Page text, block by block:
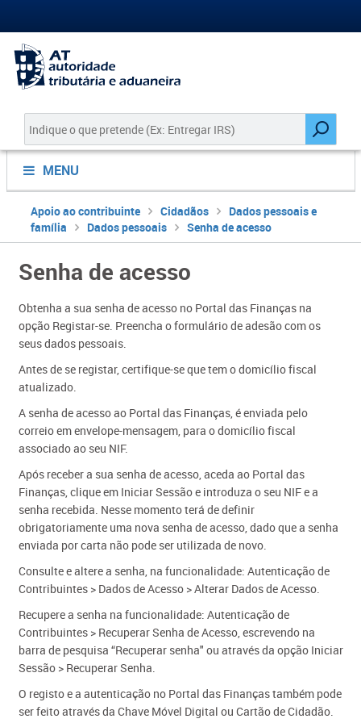
MENU
Apoio ao contribuinte Cidadãos
Dados pessoais e
família
Dados pessoais Senha de acesso
Senha de acesso
Obtenha a sua senha de acesso no Portal das Finanças na
opção Registar-se. Preencha o formulário de adesão com os
seus dados pessoais.
Antes de se registar, certifique-se que tem o domicílio fiscal
atualizado.
A senha de acesso ao Portal das Finanças, é enviada pelo
correio em envelope-mensagem, para o domicílio fiscal
associado ao seu NIF.
Após receber a sua senha de acesso, aceda ao Portal das
Finanças, clique em Iniciar Sessão e introduza o seu NIF e a
senha recebida. Nesse momento terá de definir
obrigatoriamente uma nova senha de acesso, dado que a senha
enviada por carta não pode ser utilizada de novo.
Consulte e altere a senha, na funcionalidade: Autenticação de
Contribuintes > Dados de Acesso > Alterar Dados de Acesso.
Recupere a senha na funcionalidade: Autenticação de
Contribuintes > Recuperar Senha de Acesso,​escrevendo na
barra de pesquisa “Recuperar senha" ou através da opção Iniciar
Sessão > Recuperar Senha.
O registo e a autenticação no Portal das Finanças também pode
ser feito através da Chave Móvel Digital ou Cartão de Cidadão.​